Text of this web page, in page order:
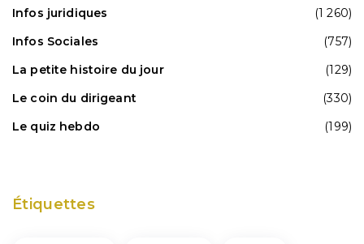
Infos juridiques
(1 260)
Infos Sociales
(757)
La petite histoire du jour
(129)
Le coin du dirigeant
(330)
Le quiz hebdo
(199)
Étiquettes